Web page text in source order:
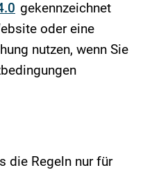
gekennzeichnet
oder eine
nutzen, wenn Sie
die Regeln nur für